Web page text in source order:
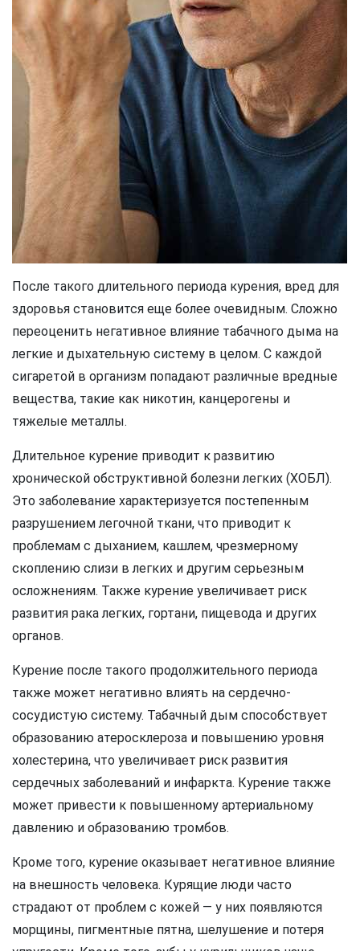
После такого длительного периода курения, вред для
здоровья становится еще более очевидным. Сложно
переоценить негативное влияние табачного дыма на
легкие и дыхательную систему в целом. С каждой
сигаретой в организм попадают различные вредные
вещества, такие как никотин, канцерогены и
тяжелые металлы.
Длительное курение приводит к развитию
хронической обструктивной болезни легких (ХОБЛ).
Это заболевание характеризуется постепенным
разрушением легочной ткани, что приводит к
проблемам с дыханием, кашлем, чрезмерному
скоплению слизи в легких и другим серьезным
осложнениям. Также курение увеличивает риск
развития рака легких, гортани, пищевода и других
органов.
Курение после такого продолжительного периода
также может негативно влиять на сердечно-
сосудистую систему. Табачный дым способствует
образованию атеросклероза и повышению уровня
холестерина, что увеличивает риск развития
сердечных заболеваний и инфаркта. Курение также
может привести к повышенному артериальному
давлению и образованию тромбов.
Кроме того, курение оказывает негативное влияние
на внешность человека. Курящие люди часто
страдают от проблем с кожей — у них появляются
морщины, пигментные пятна, шелушение и потеря